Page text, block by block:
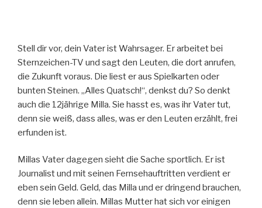
Stell dir vor, dein Vater ist Wahrsager. Er arbeitet bei
Sternzeichen-TV und sagt den Leuten, die dort anrufen,
die Zukunft voraus. Die liest er aus Spielkarten oder
bunten Steinen. „Alles Quatsch!“, denkst du? So denkt
auch die 12jährige Milla. Sie hasst es, was ihr Vater tut,
denn sie weiß, dass alles, was er den Leuten erzählt, frei
erfunden ist.
Millas Vater dagegen sieht die Sache sportlich. Er ist
Journalist und mit seinen Fernsehauftritten verdient er
eben sein Geld. Geld, das Milla und er dringend brauchen,
denn sie leben allein. Millas Mutter hat sich vor einigen